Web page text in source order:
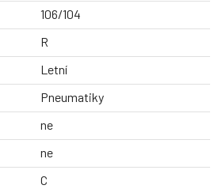
106/104
R
Letní
Pneumatiky
ne
ne
C